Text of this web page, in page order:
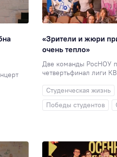
Интеллектуальный клуб
Медиацентр 55
ЮИ
Перевод 51
Студенческая наука 48
«Зрители и жюри
очень тепло»
Две команды РосНОУ
четвертьфинал лиги
Студенческая жизнь
Победы студентов